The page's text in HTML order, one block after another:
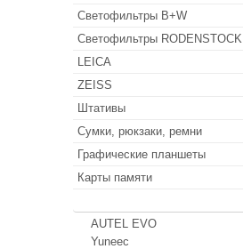
Светофильтры B+W
Светофильтры RODENSTOCK
LEICA
ZEISS
Штативы
Сумки, рюкзаки, ремни
Графические планшеты
Карты памяти
AUTEL EVO
Yuneec